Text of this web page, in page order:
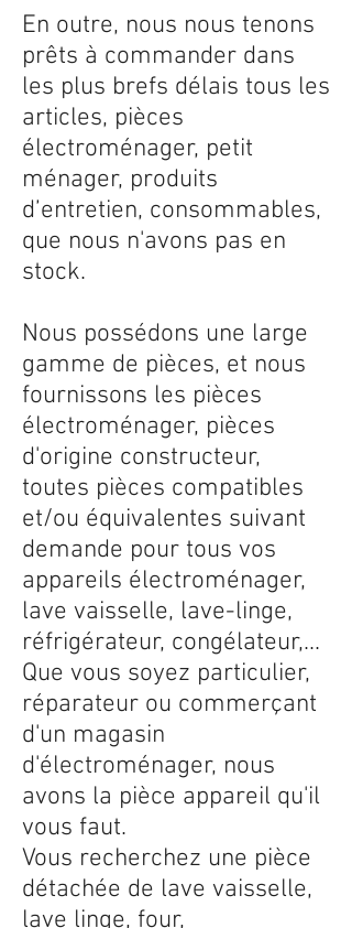
En outre, nous nous tenons
prêts à commander dans
les plus brefs délais tous les
articles, pièces
électroménager, petit
ménager, produits
d’entretien, consommables,
que nous n'avons pas en
stock.
Nous possédons une large
gamme de pièces, et nous
fournissons les pièces
électroménager, pièces
d'origine constructeur,
toutes pièces compatibles
et/ou équivalentes suivant
demande pour tous vos
appareils électroménager,
lave vaisselle, lave-linge,
réfrigérateur, congélateur,...
Que vous soyez particulier,
réparateur ou commerçant
d'un magasin
d'électroménager, nous
avons la pièce appareil qu'il
vous faut.
Vous recherchez une pièce
détachée de lave vaisselle,
lave linge, four,